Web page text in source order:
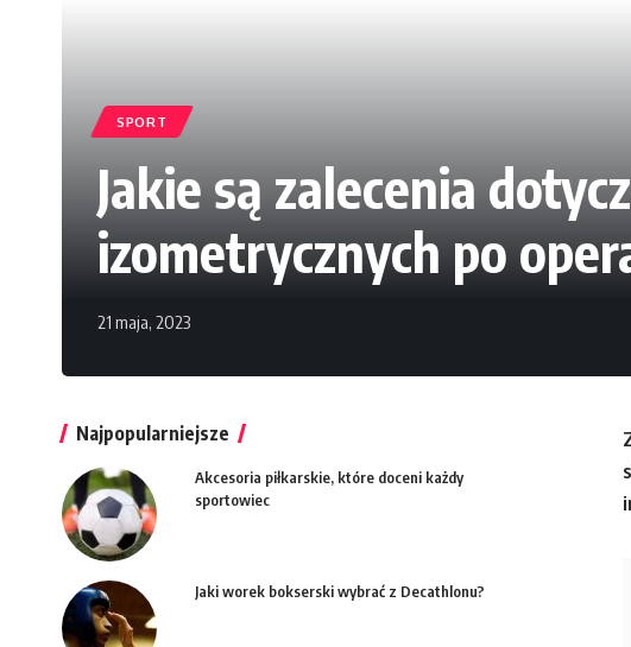
SPORT
Jakie są zalecenia
izometrycznych po
21 maja, 2023
Najpopularniejsze
Akcesoria piłkarskie, które doceni każdy
sportowiec
Jaki worek bokserski wybrać z Decathlonu?